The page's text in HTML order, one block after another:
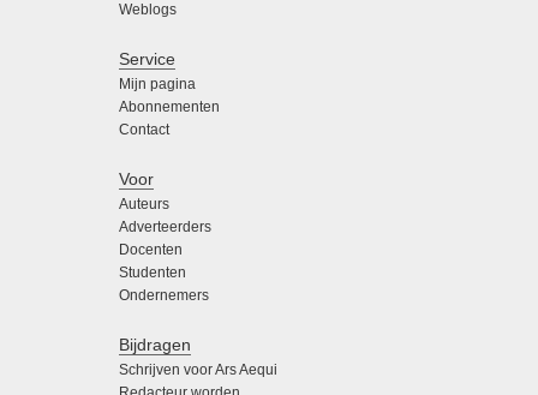
Weblogs
Service
Mijn pagina
Abonnementen
Contact
Voor
Auteurs
Adverteerders
Docenten
Studenten
Ondernemers
Bijdragen
Schrijven voor Ars Aequi